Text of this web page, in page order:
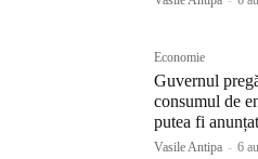
Economie
Guvernul
consumul de
putea fi
Vasile Antipa - 6